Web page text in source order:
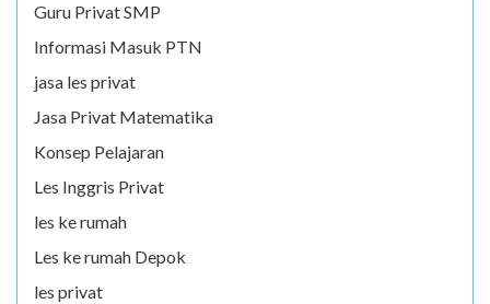
Guru Privat SMP
Informasi Masuk PTN
jasa les privat
Jasa Privat Matematika
Konsep Pelajaran
Les Inggris Privat
les ke rumah
Les ke rumah Depok
les privat